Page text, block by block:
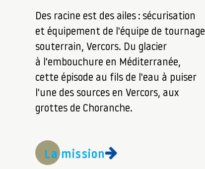
Des racine est des ailes : sécurisation
et équipement de l'équipe de tournage
souterrain, Vercors. Du glacier
à l'embouchure en Méditerranée,
cette épisode au fils de l'eau à puiser
l'une des sources en Vercors, aux
grottes de Choranche.
La mission